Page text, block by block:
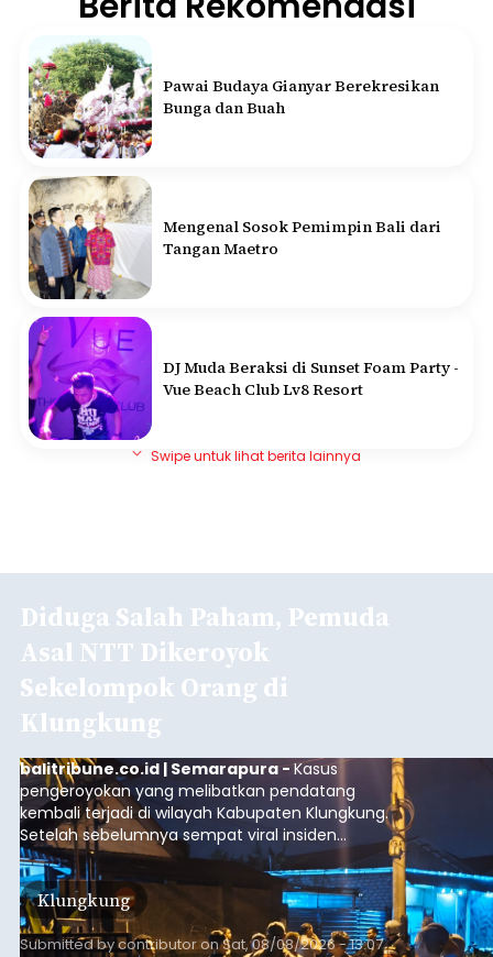
Pawai Budaya Gianyar Berekresikan
Bunga dan Buah
Mengenal Sosok Pemimpin Bali dari
Tangan Maetro
DJ Muda Beraksi di Sunset Foam Party -
Vue Beach Club Lv8 Resort
Swipe untuk lihat berita lainnya
Diduga Salah Paham, Pemuda
Asal NTT Dikeroyok
Sekelompok Orang di
Klungkung
balitribune.co.id | Semarapura -Kasus
pengeroyokan yang melibatkan pendatang
kembali terjadi di wilayah Kabupaten Klungkung.
Setelah sebelumnya sempat viral insiden
keributan di barat Pasar Galiran, peristiwa serupa
kini menimpa seorang pemuda asal Kabupaten
Sumba Barat Daya (SBD), Nusa Tenggara Timur
(NTT).
Klungkung
Submitted bycontributoronSat, 08/08/2026 - 13:07